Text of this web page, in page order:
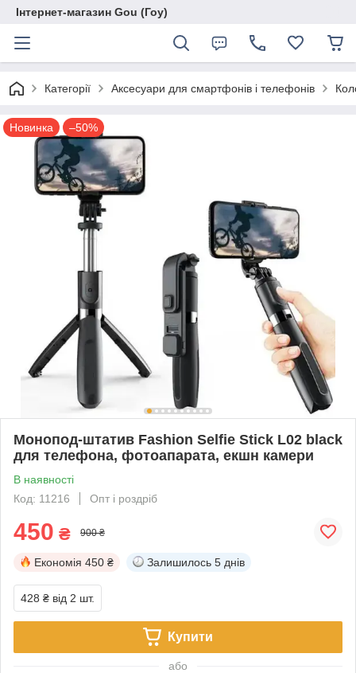
Інтернет-магазин Gou (Гоу)
Категорії Аксесуари для смартфонів і телефонів
Новинка –50%
Монопод-штатив Fashion Selfie Stick L02 black
для телефона, фотоапарата, екшн камери
В наявності
Код: 11216
Опт і роздріб
450 ₴ 900 ₴
Економія 450 ₴ Залишилось 5 днів
428 ₴ від 2 шт.
Купити
або